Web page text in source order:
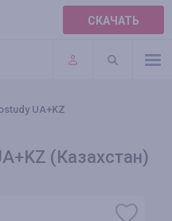
СКАЧАТЬ
UA+KZ
(Казахстан)